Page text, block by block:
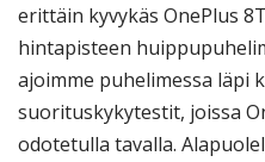
erittäin kyvykäs OnePlus
hintapisteen
ajoimme puhelimessa läpi
suorituskykytestit, joissa
odotetulla tavalla.